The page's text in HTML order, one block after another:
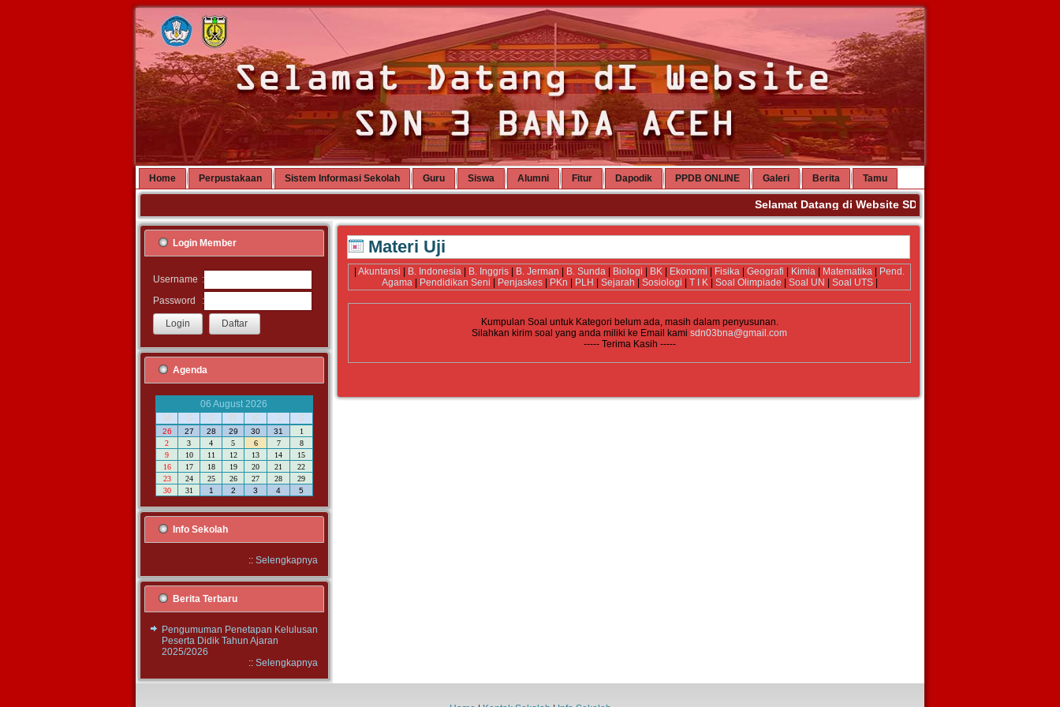
Home Perpustakaan Sistem Informasi Sekolah Guru Siswa Alumni Fitur Dapodik PPDB ONLINE Galeri Berita Tamu
Selamat Datang di Website SDN 3 Banda Aceh. Terima
Login Member
Username :
Password
:
Agenda
06 August 2026
M
S S R K J S
26 27 28 29 30 31
1
2
3 4 5 6 7
8
9
10 11 12 13 14
15
16
17 18 19 20 21
22
23
24 25 26 27 28
29
30
31 1 2 3 4 5
Info Sekolah
:: Selengkapnya
Berita Terbaru
Pengumuman Penetapan Kelulusan
Peserta Didik Tahun Ajaran
2025/2026
:: Selengkapnya
Materi Uji
Akuntansi B. Indonesia B. Inggris B. Jerman B. Sunda Biologi BK Ekonomi Fisika Geografi Kimia Matematika
Pend.
Agama| Pendidikan Seni Penjaskes| PKn PLH Sejarah Sosiologi T I K| Soal Olimpiade Soal UN Soal UTS|
Kumpulan Soal untuk Kategori belum ada, masih dalam penyusunan.
Silahkan kirim soal yang anda miliki ke Email kami sdn03bna@gmail.com
----- Terima Kasih -----